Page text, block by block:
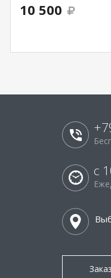
10 500
с